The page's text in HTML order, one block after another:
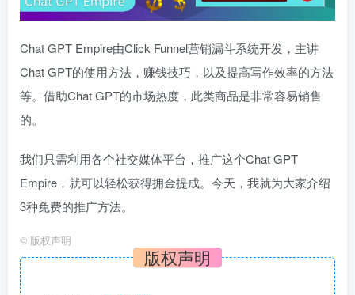
Chat GPT Empire由Click Funnel营销漏斗系统开发，主讲
Chat GPT的使用方法，赚钱技巧，以及提高写作效率的方法
等。借助Chat GPT的市场热度，此类商品是非常容易销售
的。
我们只需利用各个社交媒体平台，推广这个Chat GPT
Empire，就可以轻松获得拥金提成。今天，我就为大家介绍
3种免费的推广方法。
© 版权声明
版权声明